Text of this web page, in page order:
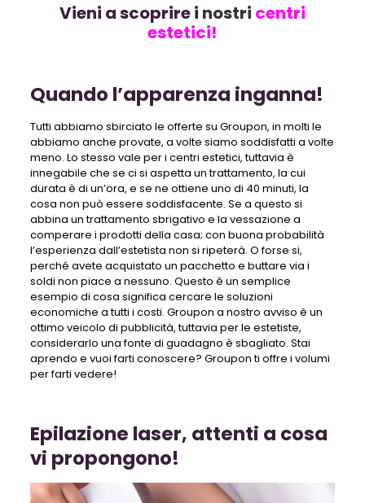
Vieni a scoprire i nostri centri
estetici!
Quando l’apparenza inganna!
Tutti abbiamo sbirciato le offerte su Groupon, in molti le
abbiamo anche provate, a volte siamo soddisfatti a volte
meno. Lo stesso vale per i centri estetici, tuttavia è
innegabile che se ci si aspetta un trattamento, la cui
durata è di un’ora, e se ne ottiene uno di 40 minuti, la
cosa non può essere soddisfacente. Se a questo si
abbina un trattamento sbrigativo e la vessazione a
comperare i prodotti della casa; con buona probabilità
l’esperienza dall’estetista non si ripeterà. O forse si,
perché avete acquistato un pacchetto e buttare via i
soldi non piace a nessuno. Questo è un semplice
esempio di cosa significa cercare le soluzioni
economiche a tutti i costi. Groupon a nostro avviso è un
ottimo veicolo di pubblicità, tuttavia per le estetiste,
considerarlo una fonte di guadagno è sbagliato. Stai
aprendo e vuoi farti conoscere? Groupon ti offre i volumi
per farti vedere!
Epilazione laser, attenti a cosa
vi propongono!